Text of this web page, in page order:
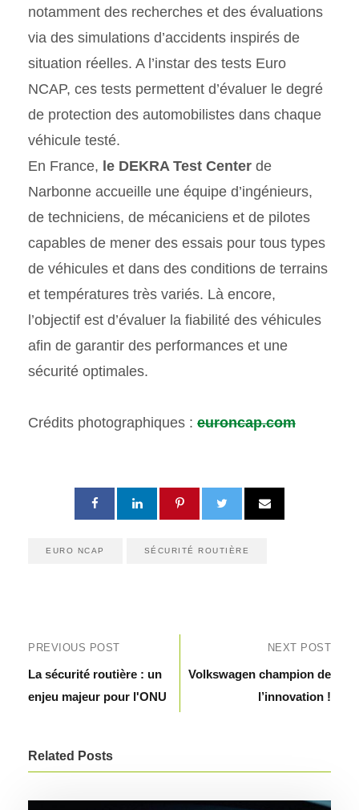
notamment des recherches et des évaluations
via des simulations d’accidents inspirés de
situation réelles. A l’instar des tests Euro
NCAP, ces tests permettent d’évaluer le degré
de protection des automobilistes dans chaque
véhicule testé.
En France, le DEKRA Test Center de
Narbonne accueille une équipe d’ingénieurs,
de techniciens, de mécaniciens et de pilotes
capables de mener des essais pour tous types
de véhicules et dans des conditions de terrains
et températures très variés. Là encore,
l’objectif est d’évaluer la fiabilité des véhicules
afin de garantir des performances et une
sécurité optimales.
Crédits photographiques : euroncap.com
EURO NCAP SÉCURITÉ ROUTIÈRE
PREVIOUS POST
La sécurité routière : un
enjeu majeur pour l'ONU
NEXT POST
Volkswagen champion de
l’innovation !
Related Posts